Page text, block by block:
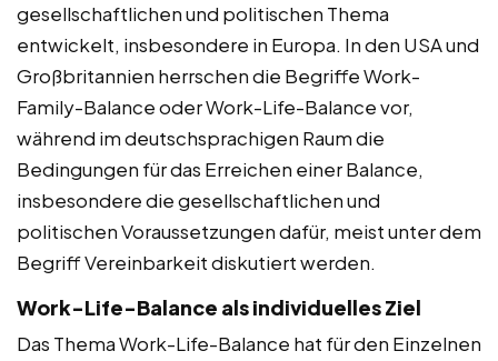
gesellschaftlichen und politischen Thema
entwickelt, insbesondere in Europa. In den USA und
Großbritannien herrschen die Begriffe Work-
Family-Balance oder Work-Life-Balance vor,
während im deutschsprachigen Raum die
Bedingungen für das Erreichen einer Balance,
insbesondere die gesellschaftlichen und
politischen Voraussetzungen dafür, meist unter dem
Begriff Vereinbarkeit diskutiert werden.
Work-Life-Balance als individuelles Ziel
Das Thema Work-Life-Balance hat für den Einzelnen